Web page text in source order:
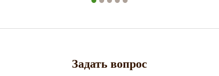
Задать вопрос